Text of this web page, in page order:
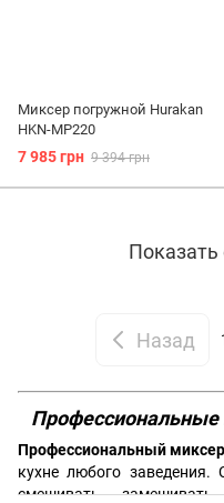
Миксер погружной Hurakan
HKN-MP220
7 985 грн 9 394 грн
Назад
Профессиональные
Профессиональный миксер
кухне любого
смешивать,